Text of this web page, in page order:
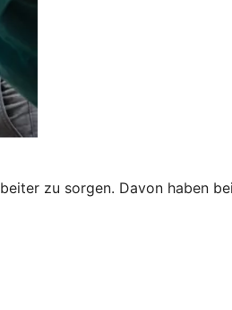
zu sorgen. Davon haben